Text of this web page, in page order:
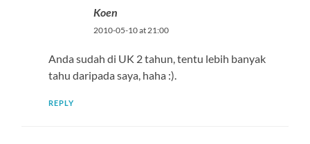
Koen
2010-05-10 at 21:00
Anda sudah di UK 2 tahun, tentu lebih banyak
tahu daripada saya, haha :).
REPLY